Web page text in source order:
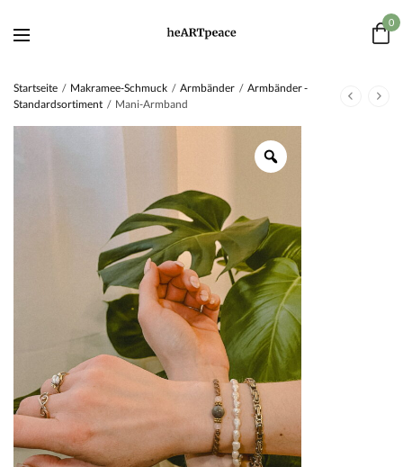
0
Startseite / Makramee-Schmuck / Armbänder / Armbänder -
Standardsortiment / Mani-Armband